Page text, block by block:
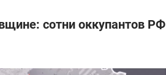
сотни оккупантов РФ